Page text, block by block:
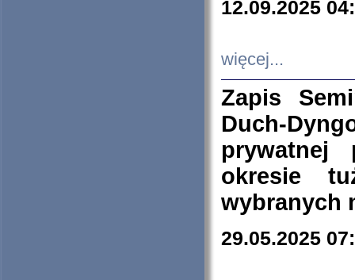
12.09.2025
więcej...
Zapis
Duch-
prywatnej
okresie
wybranych
29.05.2025